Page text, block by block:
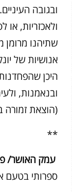
ובגובה
ולאכזריות,
שתיהנו מרומן
אנושיות של
היכן
ובנאמנות,
(הוצאת זמורה
**
עמק האושר/
ספרותי בטעם